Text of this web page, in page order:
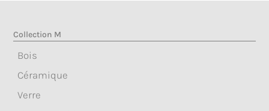
Collection M
Bois
Céramique
Verre